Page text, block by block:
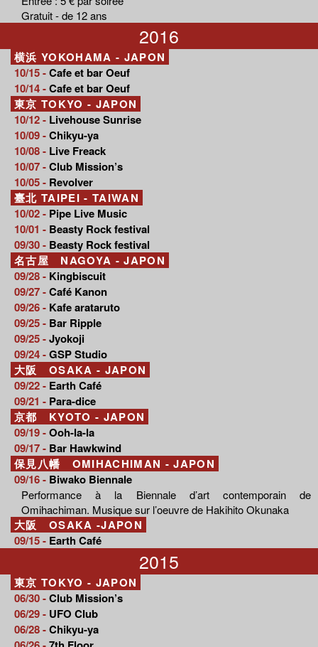
Gratuit - de 12 ans
2016
横浜 YOKOHAMA - JAPON
10/15 -Cafe et bar Oeuf
10/14 -Cafe et bar Oeuf
東京 TOKYO - JAPON
10/12 - Livehouse Sunrise
10/09 -Chikyu-ya
10/08 - Live Freack
10/07 -Club Mission’s
10/05 - Revolver
臺北 TAIPEI - TAIWAN
10/02 - Pipe Live Music
10/01 - Beasty Rock festival
09/30 - Beasty Rock festival
名古屋 NAGOYA - JAPON
09/28 - Kingbiscuit
09/27 -Café Kanon
09/26 - Kafe arataruto
09/25 - Bar Ripple
09/25 -Jyokoji
09/24 -GSP Studio
大阪 OSAKA - JAPON
09/22 - Earth Café
09/21 - Para-dice
京都 KYOTO - JAPON
09/19 -Ooh-la-la
09/17 - Bar Hawkwind
保見八幡 OMIHACHIMAN - JAPON
09/16 - Biwako Biennale
Performance à la Biennale d’art contemporain de
Omihachiman. Musique sur l’oeuvre de Hakihito Okunaka
大阪 OSAKA -JAPON
09/15 - Earth Café
2015
東京 TOKYO - JAPON
06/30 -Club Mission’s
06/29 - UFO Club
06/28 -Chikyu-ya